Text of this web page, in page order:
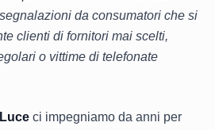
da consumatori che si
clienti di fornitori mai scelti,
o vittime di telefonate
ci impegniamo da anni per